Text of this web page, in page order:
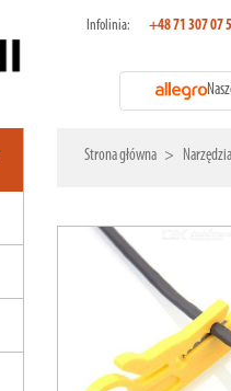
Infolinia: +48 71 307 07
Strona główna